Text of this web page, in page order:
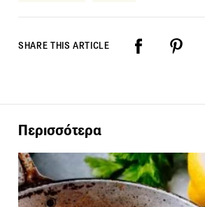
SHARE THIS ARTICLE
Περισσότερα